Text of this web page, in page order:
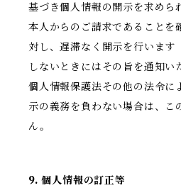
基づき個人情報の開示を求めら
本人からのご請求であることを
対し、遅滞なく開示を行います
しないときにはその旨を通知い
個人情報保護法その他の法令に
示の義務を負わない場合は、こ
ん。
9. 個人情報の訂正等